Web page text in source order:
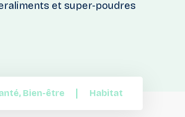
et super-poudres
Bien-être Habitat